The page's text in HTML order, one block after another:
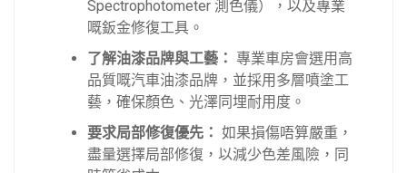
Spectrophotometer 測色儀），以及專業
嘅鈑金修復工具。
了解油漆品牌與工藝： 專業車房會選用高
品質嘅汽車油漆品牌，並採用多層噴塗工
藝，確保顏色、光澤同埋耐用度。
要求局部修復優先： 如果損傷唔算嚴重，
盡量選擇局部修復，以減少色差風險，同